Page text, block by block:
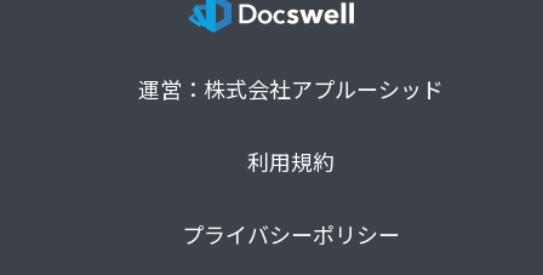
運営：株式会社アプルーシッド
利用規約
プライバシーポリシー